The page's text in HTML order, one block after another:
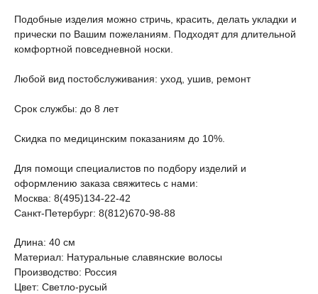
Подобные изделия можно стричь, красить, делать укладки и
прически по Вашим пожеланиям. Подходят для длительной
комфортной повседневной носки.
Любой вид постобслуживания: уход, ушив, ремонт
Срок службы: до 8 лет
Скидка по медицинским показаниям до 10%.
Для помощи специалистов по подбору изделий и
оформлению заказа свяжитесь с нами:
Москва: 8(495)134-22-42
Санкт-Петербург: 8(812)670-98-88
Длина: 40 см
Материал: Натуральные славянские волосы
Производство: Россия
Цвет: Светло-русый